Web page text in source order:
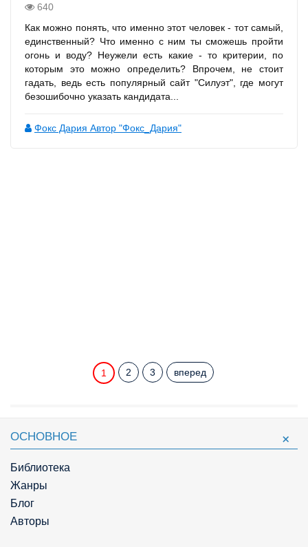
640
Как можно понять, что именно этот человек - тот самый,
единственный? Что именно с ним ты сможешь пройти
огонь и воду? Неужели есть какие - то критерии, по
которым это можно определить? Впрочем, не стоит
гадать, ведь есть популярный сайт "Силуэт", где могут
безошибочно указать кандидата...
Фокс Дария Автор "Фокс_Дария"
1 2 3 вперед
ОСНОВНОЕ
Библиотека
Жанры
Блог
Авторы